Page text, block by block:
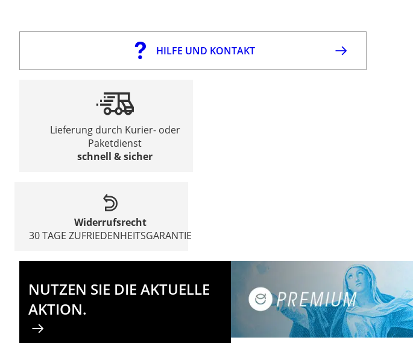
HILFE UND KONTAKT
Lieferung durch Kurier- oder
Paketdienst
schnell & sicher
Widerrufsrecht
30 TAGE ZUFRIEDENHEITSGARANTIE
NUTZEN SIE DIE AKTUELLE
AKTION.